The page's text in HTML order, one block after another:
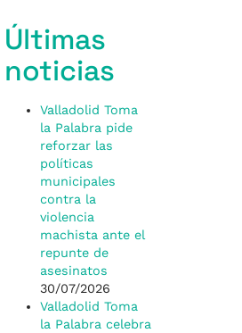
Últimas
noticias
Valladolid Toma
la Palabra pide
reforzar las
políticas
municipales
contra la
violencia
machista ante el
repunte de
asesinatos
30/07/2026
Valladolid Toma
la Palabra celebra